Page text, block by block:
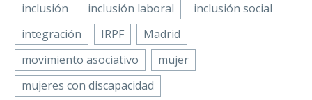
inclusión
inclusión laboral
inclusión social
integración
IRPF
Madrid
movimiento asociativo
mujer
mujeres con discapacidad